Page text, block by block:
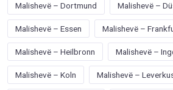
Malishevë – Dortmund Malishevë –
Malishevë – Essen Malishevë –
Malishevë – Heilbronn Malishevë –
Malishevë – Koln Malishevë –